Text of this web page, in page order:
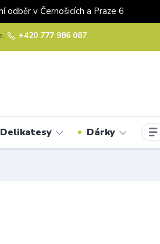
v Černošicích a Praze 6
+420 777 986 087
Delikatesy Dárky